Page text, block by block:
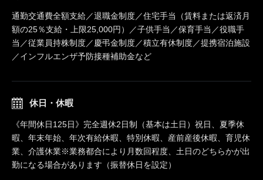
通勤交通費全額支給／退職金制度／住宅手当（賃料または返済月
額の25％支給・上限25,000円）／子供手当／保育手当／役職手
当／従業員持株制度／慶弔金制度／積立有休制度／提携宿泊施設
／インフルエンザ予防接種補助金など
休日・休暇
《年間休日125日》完全週休2日制（基本は土日）祝日、夏季休
暇、年末年始、年次有給休暇、特別休暇、産前産後休暇、育児休
業、介護休業※業務都合により月数回程度、土日のどちらかが出
勤になる場合があります（振替休日を設定）